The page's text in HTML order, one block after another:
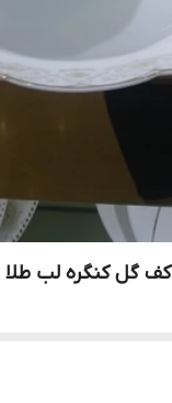
گل کنگره لب طلا